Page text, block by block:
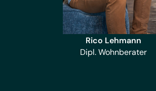
Rico Lehmann
Dipl. Wohnberater